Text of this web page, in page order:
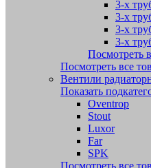
3-х
3-х
3-х
3-х
Посмотреть
Посмотреть все
Вентили
Показать
Oventrop
Stout
Luxor
Far
SPK
Посмотреть все